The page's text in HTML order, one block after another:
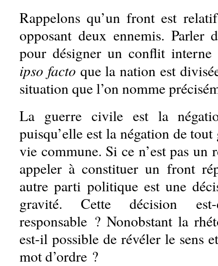
Rappelons qu’un front est
opposant deux ennemis. Parler
pour désigner un conflit
ipso facto que la nation est
situation que l’on nomme
La guerre civile est la
puisqu’elle est la négation de
vie commune. Si ce n’est pas un
appeler à constituer un front
autre parti politique est une
gravité. Cette décision
responsable ? Nonobstant la
est-il possible de révéler le sens
mot d’ordre ?